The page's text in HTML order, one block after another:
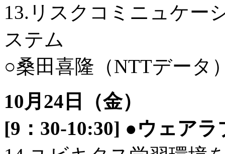
13.リスクコミニュケー
ステム
○桑田喜隆（NTTデータ
10月24日（金）
[9：30-10:30] ●ウェア